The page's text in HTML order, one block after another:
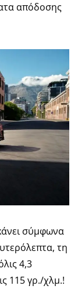
απόδοσης
σύμφωνα
τη
4,3
115 γρ./χλμ.!